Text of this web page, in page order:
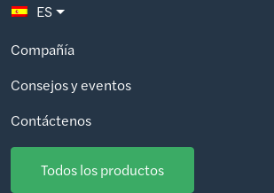
ES
Compañía
Consejos y eventos
Contáctenos
Todos los productos